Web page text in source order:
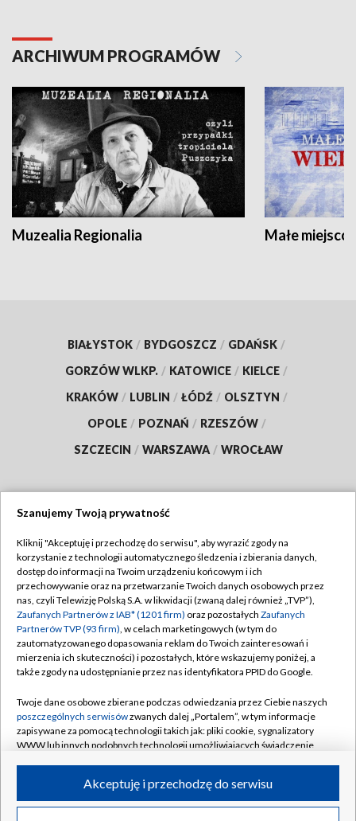
ARCHIWUM PROGRAMÓW
Muzealia Regionalia Małe
BIAŁYSTOK / BYDGOSZCZ / GDAŃSK /
GORZÓW WLKP. / KATOWICE / KIELCE /
KRAKÓW / LUBLIN / ŁÓDŹ / OLSZTYN /
OPOLE / POZNAŃ / RZESZÓW /
SZCZECIN / WARSZAWA / WROCŁAW
TVP
Abonament TVP
Emisja w TVP
Centrum informacji TVP
Naziemna Telewizja Cyfrowa
Rada Programowa
System NOS
Informacje o nadawcy
Program dla prasy
Regulamin TVP
Polityka prywatności
Moje zgody
Pomoc
Kontakt
Kanały
©2026 Telewizja Polska S.A. w likwidacji
Szanujemy Twoją prywatność
Kliknij "Akceptuję i przechodzę do serwisu", aby wyrazić zgody na
korzystanie z technologii automatycznego śledzenia i zbierania danych,
dostęp do informacji na Twoim urządzeniu końcowym i ich
przechowywanie oraz na przetwarzanie Twoich danych osobowych przez
nas, czyli Telewizję Polską S.A. w likwidacji (zwaną dalej również „TVP”),
Zaufanych Partnerów z IAB* (1201 firm) oraz pozostałych Zaufanych
Partnerów TVP (93 firm), w celach marketingowych (w tym do
zautomatyzowanego dopasowania reklam do Twoich zainteresowań i
mierzenia ich skuteczności) i pozostałych, które wskazujemy poniżej, a
także zgody na udostępnianie przez nas identyfikatora PPID do Google.
Twoje dane osobowe zbierane podczas odwiedzania przez Ciebie naszych
poszczególnych serwisówzwanych dalej „Portalem”, w tym informacje
zapisywane za pomocą technologii takich jak: pliki cookie, sygnalizatory
WWW lub innych podobnych technologii umożliwiających świadczenie
ruchu w Internecie.Akceptuję i przechodzę do serwisu